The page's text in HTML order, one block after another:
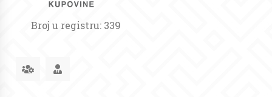
Broj u registru: 339